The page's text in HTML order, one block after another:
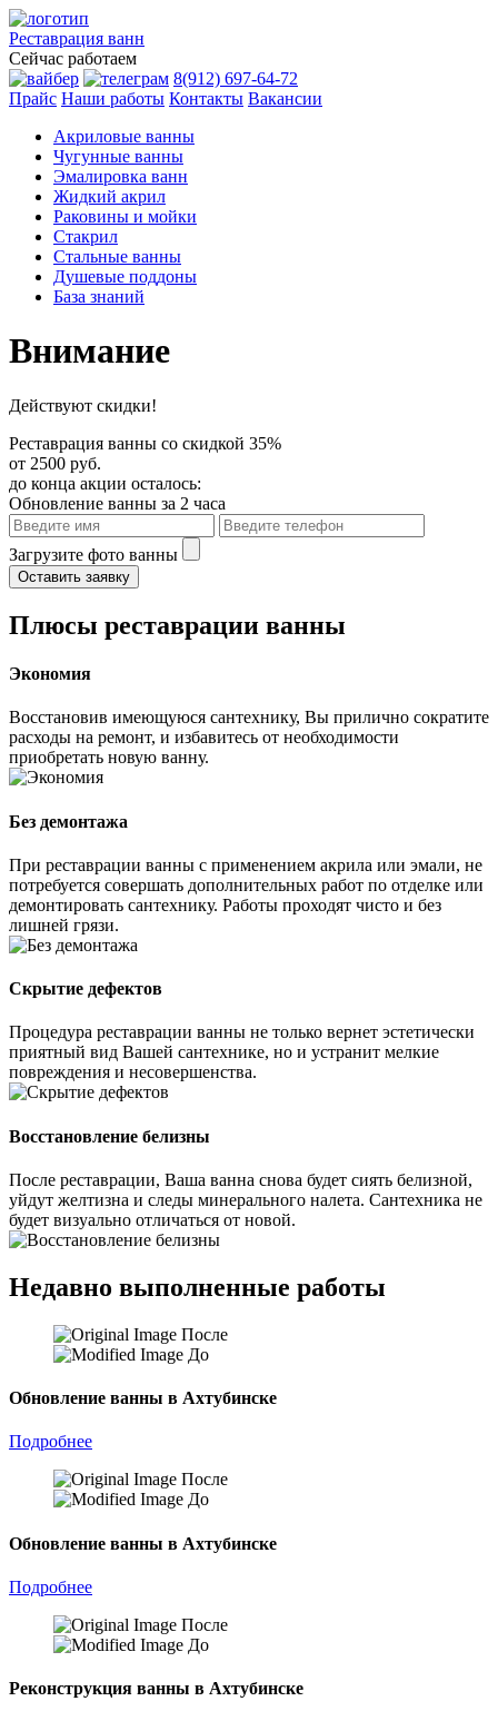
Реставрация ванн
Сейчас работаем
8(912) 697-64-72
Прайс Наши работы Контакты Вакансии
Акриловые ванны
Чугунные ванны
Эмалировка ванн
Жидкий акрил
Раковины и мойки
Стакрил
Стальные ванны
Душевые поддоны
База знаний
Внимание
Действуют скидки!
Реставрация ванны со скидкой 35%
от 2500 руб.
до конца акции осталось:
Обновление ванны за 2 часа
Загрузите фото ванны
Оставить заявку
Плюсы реставрации ванны
Экономия
Восстановив имеющуюся сантехнику, Вы прилично сократите
расходы на ремонт, и избавитесь от необходимости
приобретать новую ванну.
Без демонтажа
При реставрации ванны с применением акрила или эмали, не
потребуется совершать дополнительных работ по отделке или
демонтировать сантехнику. Работы проходят чисто и без
лишней грязи.
Скрытие дефектов
Процедура реставрации ванны не только вернет эстетически
приятный вид Вашей сантехнике, но и устранит мелкие
повреждения и несовершенства.
Восстановление белизны
После реставрации, Ваша ванна снова будет сиять белизной,
уйдут желтизна и следы минерального налета. Сантехника не
будет визуально отличаться от новой.
Недавно выполненные работы
После
До
Обновление ванны в Ахтубинске
Подробнее
После
До
Обновление ванны в Ахтубинске
Подробнее
После
До
Реконструкция ванны в Ахтубинске